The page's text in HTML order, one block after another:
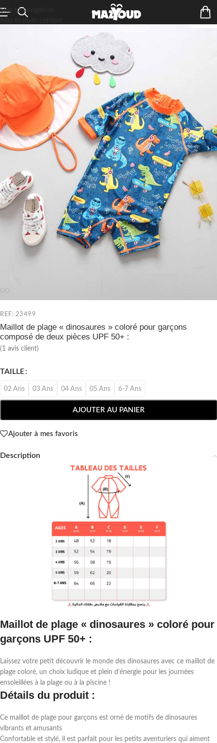
Skip to navigation
REF: 23499
Maillot de plage « dinosaures » coloré pour garçons
composé de deux pièces UPF 50+ :
(1 avis client)
TAILLE
02 Ans 03 Ans 04 Ans 05 Ans 6-7 Ans
AJOUTER AU PANIER
Ajouter à mes favoris
Description
Maillot de plage « dinosaures » coloré pour
garçons UPF 50+ :
Laissez votre petit découvrir le monde des dinosaures avec ce maillot de
plage coloré, un choix ludique et plein d’énergie pour les journées
ensoleillées à la plage ou à la piscine !
Détails du produit :
Ce maillot de plage pour garçons est orné de motifs de dinosaures
vibrants et amusants
Confortable et stylé, il est parfait pour les petits aventuriers qui aiment